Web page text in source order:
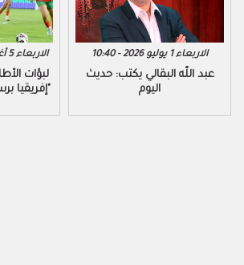
الاربعاء 5 أغسطس 2026 - 13:20
إفريقيا برسم ربع نهائي الـ "كان"
الاربعاء 1 يوليو 2026 - 10:40
عبد اللّه البقالي يكتب: حديث
اليوم